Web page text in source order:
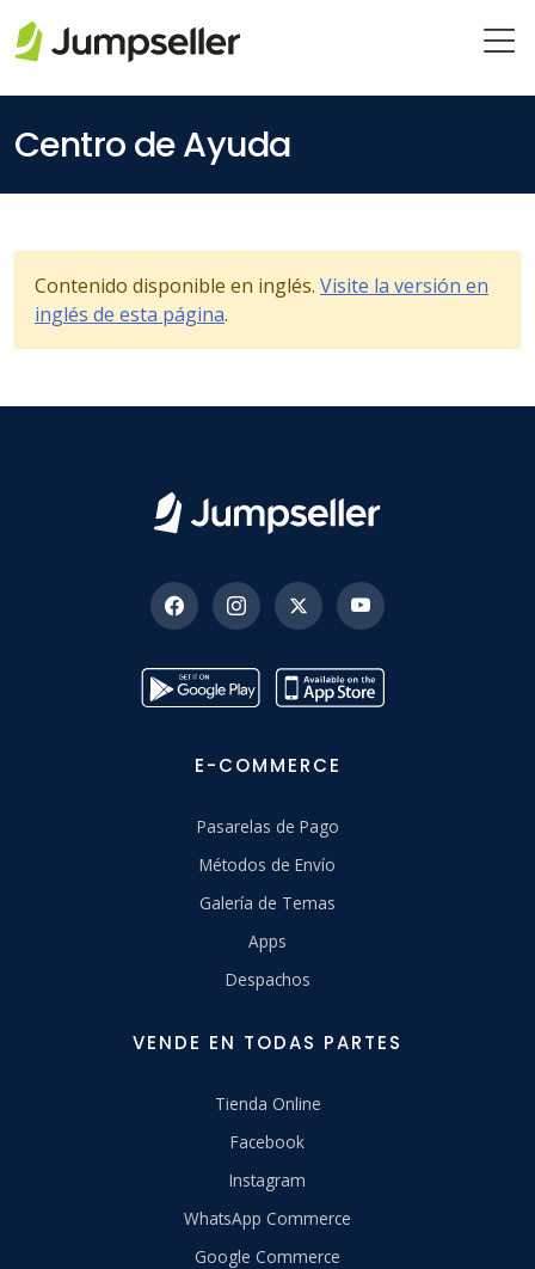
Centro de Ayuda
Contenido disponible en inglés. Visite la versión en
inglés de esta página.
E-COMMERCE
Pasarelas de Pago
Métodos de Envío
Galería de Temas
Apps
Despachos
VENDE EN TODAS PARTES
Tienda Online
Facebook
Instagram
WhatsApp Commerce
Google Commerce